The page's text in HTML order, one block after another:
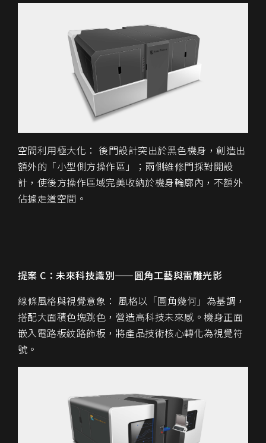
空間利用極大化： 後門設計突出於黑色機身，創造出
額外的「小型側方操作區」；兩側維修門採對開設
計，使後方操作區域完美收納於機身輪廓內，不額外
佔據走道空間。
提案 C：未來科技識別——圓角工藝與雷雕光影
線條風格與視覺意象： 風格以「圓角幾何」為基調，
搭配大面積色塊跳色，營造高科技未來感。機身正面
嵌入電路板紋路飾板，將產品技術核心轉化為視覺符
號。